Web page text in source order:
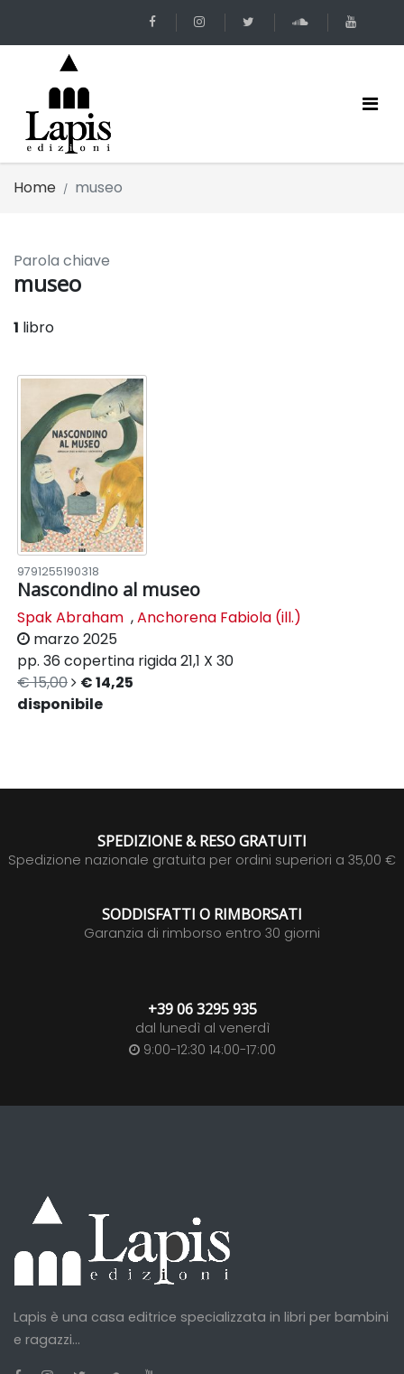
Home museo
Parola chiave
museo
1 libro
9791255190318
Nascondino al museo
Spak Abraham ,Anchorena Fabiola (ill.)
marzo 2025
pp. 36 copertina rigida21,1 X 30
€ 15,00
€ 14,25
disponibile
SPEDIZIONE & RESO GRATUITI
Spedizione nazionale gratuita per ordini superiori a 35,00 €
SODDISFATTI O RIMBORSATI
Garanzia di rimborso entro 30 giorni
+39 06 3295 935
dal lunedì al venerdì
9:00-12:30 14:00-17:00
Lapis è una casa editrice specializzata in libri per bambini
e ragazzi...